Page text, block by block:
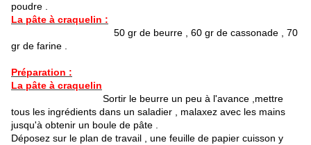
poudre .
La pâte à craquelin :
50 gr de beurre , 60 gr de cassonade , 70
gr de farine .
Préparation :
La pâte à craquelin
Sortir le beurre un peu à l'avance ,mettre
tous les ingrédients dans un saladier , malaxez avec les mains
jusqu'à obtenir un boule de pâte .
Déposez sur le plan de travail , une feuille de papier cuisson y